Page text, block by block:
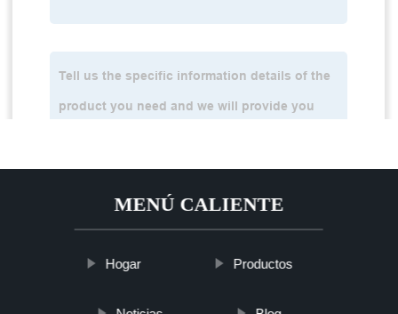
MENÚ CALIENTE
Hogar Productos